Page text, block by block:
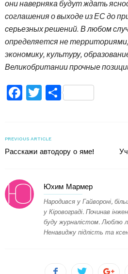
они наверняка будут ждать
соглашения о выходе из ЕС до
серьезных решений. В любом
определяется не
экономику, культуру,
Великобритании прочные
Facebook
Twitter
PREVIOUS ARTICLE
Расскажи автодору о яме!
Юхим Мармер
Народився у Гайвороні,
у Кіровограді. Починав
буду журналістом. Люблю
Ненавиджу підлість та